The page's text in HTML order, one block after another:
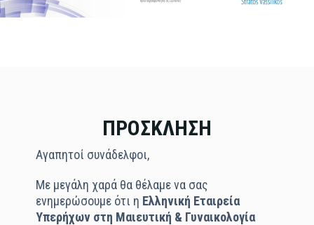
ΠΡΟΣΚΛΗΣΗ
Αγαπητοί συνάδελφοι,
Με μεγάλη χαρά θα θέλαμε να σας
ενημερώσουμε ότι η Ελληνική Εταιρεία
Υπερήχων στη Μαιευτική & Γυναικολογία